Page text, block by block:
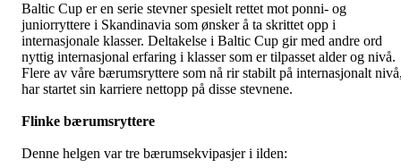
Baltic Cup er en serie stevner spesielt rettet mot ponni- og
juniorryttere i Skandinavia som ønsker å ta skrittet opp i
internasjonale klasser. Deltakelse i Baltic Cup gir med andre ord
nyttig internasjonal erfaring i klasser som er tilpasset alder og nivå.
Flere av våre bærumsryttere som nå rir stabilt på internasjonalt
har startet sin karriere nettopp på disse stevnene.
Flinke bærumsryttere
Denne helgen var tre bærumsekvipasjer i ilden: